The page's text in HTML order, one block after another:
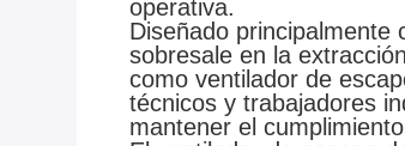
operativa.
Diseñado principalmente
sobresale en la
como ventilador de
técnicos y trabajadores
mantener el